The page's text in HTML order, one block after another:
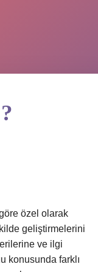
özel olarak
geliştirmelerini
ve ilgi
konusunda farklı